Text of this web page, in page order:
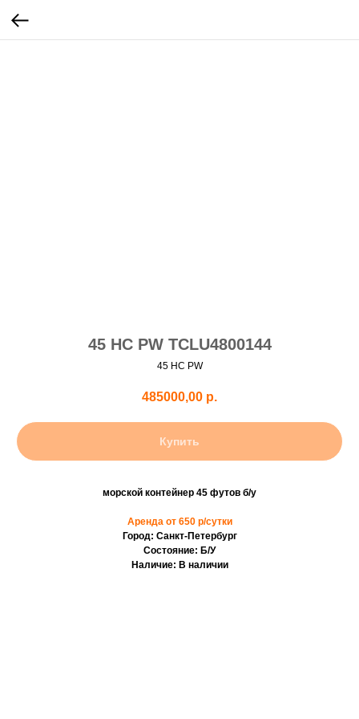
45 HC PW TCLU4800144
45 HC PW
485000,00 р.
Купить
морской контейнер 45 футов б/у
Аренда от 650 р/сутки
Город: Санкт-Петербург
Состояние: Б/У
Наличие: В наличии